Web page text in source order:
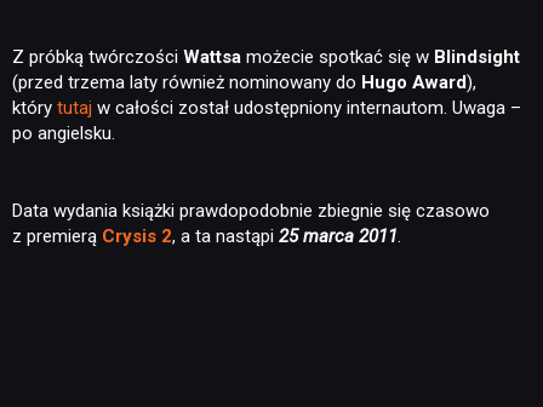
Z próbką twórczości Wattsa możecie spotkać się w Blindsight
(przed trzema laty również nominowany do Hugo Award),
który tutaj w całości został udostępniony internautom. Uwaga –
po angielsku.
Data wydania książki prawdopodobnie zbiegnie się czasowo
z premierą Crysis 2, a ta nastąpi 25 marca 2011.